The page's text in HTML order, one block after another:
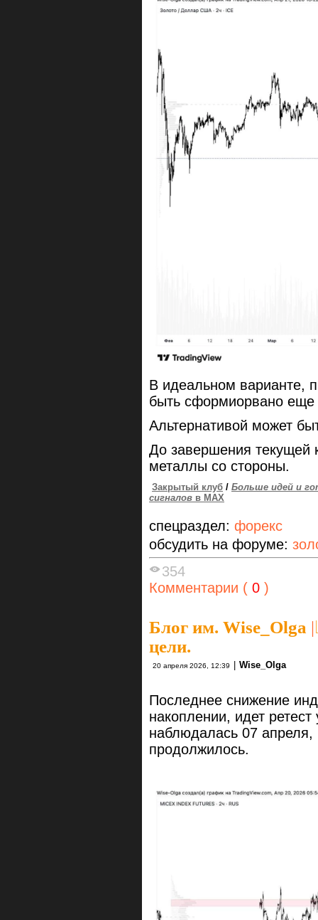
В идеальном варианте,
быть сформиорвано еще
Альтернативой может
До завершения текущей
металлы со стороны.
Закрытый клуб / Больше идей и
сигналов в MAX
спецраздел: форекс
обсудить на форуме:
354
Комментарии ( 0 )
Блог им. Wise_Olga |
цели.
20 апреля 2026, 12:39 Wise_Olga
Последнее снижение
накоплении, идет
наблюдалась 07 апреля,
продолжилось.